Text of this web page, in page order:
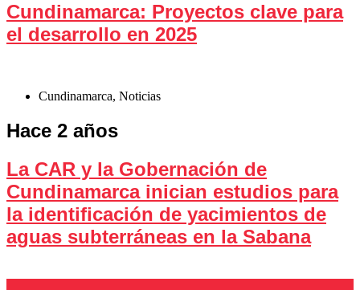
Cundinamarca: Proyectos clave para
el desarrollo en 2025
Cundinamarca, Noticias
Hace 2 años
La CAR y la Gobernación de
Cundinamarca inician estudios para
la identificación de yacimientos de
aguas subterráneas en la Sabana